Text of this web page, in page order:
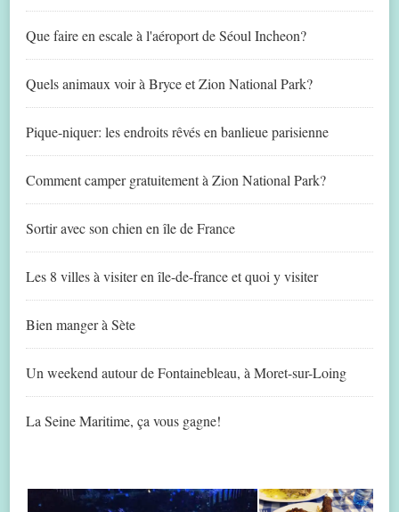
Que faire en escale à l'aéroport de Séoul Incheon?
Quels animaux voir à Bryce et Zion National Park?
Pique-niquer: les endroits rêvés en banlieue parisienne
Comment camper gratuitement à Zion National Park?
Sortir avec son chien en île de France
Les 8 villes à visiter en île-de-france et quoi y visiter
Bien manger à Sète
Un weekend autour de Fontainebleau, à Moret-sur-Loing
La Seine Maritime, ça vous gagne!